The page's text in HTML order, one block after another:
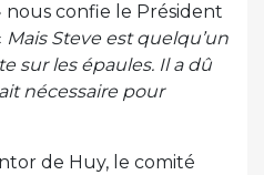
nous confie le Président
Mais Steve est quelqu’un
sur les épaules. Il a dû
nécessaire pour
de Huy, le comité